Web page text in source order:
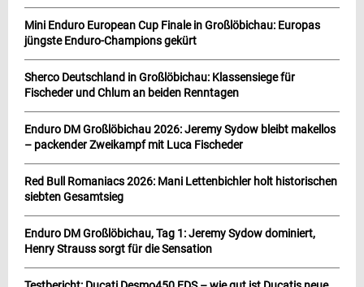
Mini Enduro European Cup Finale in Großlöbichau: Europas
jüngste Enduro-Champions gekürt
Sherco Deutschland in Großlöbichau: Klassensiege für
Fischeder und Chlum an beiden Renntagen
Enduro DM Großlöbichau 2026: Jeremy Sydow bleibt makellos
– packender Zweikampf mit Luca Fischeder
Red Bull Romaniacs 2026: Mani Lettenbichler holt historischen
siebten Gesamtsieg
Enduro DM Großlöbichau, Tag 1: Jeremy Sydow dominiert,
Henry Strauss sorgt für die Sensation